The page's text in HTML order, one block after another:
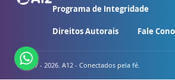
Programa de Integridade
Direitos Autorais Fale
© 2007 - 2026. A12 - Conectados pela fé.